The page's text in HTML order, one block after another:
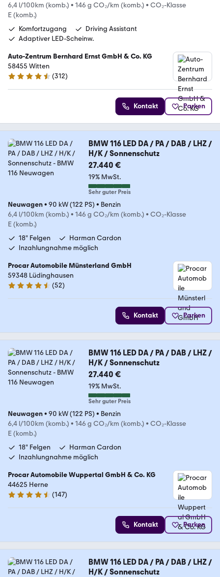
6,4 l/100km (komb.) • 146 g CO₂/km (komb.) • CO₂-Klasse
E (komb.)
Komfortzugang
Driving Assistant
Adaptiver LED-Scheinw.
Auto-Zentrum Bernhard Ernst GmbH & Co. KG
58455 Witten
4.6 Sterne
(312)
Kontakt Parken
BMW 116 LED DA / PA / DAB / LHZ /
H/K / Sonnenschutz
27.440 €
19% MwSt.
Sehr guter Preis
Neuwagen• 90 kW (122 PS) • Benzin
6,4 l/100km (komb.) • 146 g CO₂/km (komb.) • CO₂-Klasse
E (komb.)
18" Felgen
Harman Cardon
Inzahlungnahme möglich
Procar Automobile Münsterland GmbH
59348 Lüdinghausen
4.7 Sterne
(52)
Kontakt Parken
BMW 116 LED DA / PA / DAB / LHZ /
H/K / Sonnenschutz
27.440 €
19% MwSt.
Sehr guter Preis
Neuwagen• 90 kW (122 PS) • Benzin
6,4 l/100km (komb.) • 146 g CO₂/km (komb.) • CO₂-Klasse
E (komb.)
18" Felgen
Harman Cardon
Inzahlungnahme möglich
Procar Automobile Wuppertal GmbH & Co. KG
44625 Herne
4.3 Sterne
(147)
Kontakt Parken
BMW 116 LED DA / PA / DAB / LHZ /
H/K / Sonnenschutz